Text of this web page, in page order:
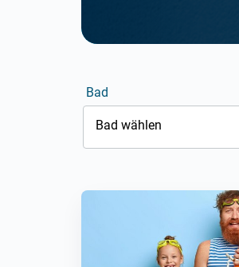
Bad
Bad wählen